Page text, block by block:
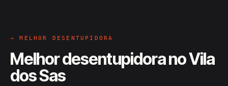
→ MELHOR DESENTUPIDORA
Melhor desentupidora no Vila
dos Sas